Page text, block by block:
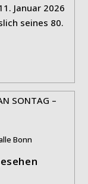
Januar 2026
seines 80.
Bonn